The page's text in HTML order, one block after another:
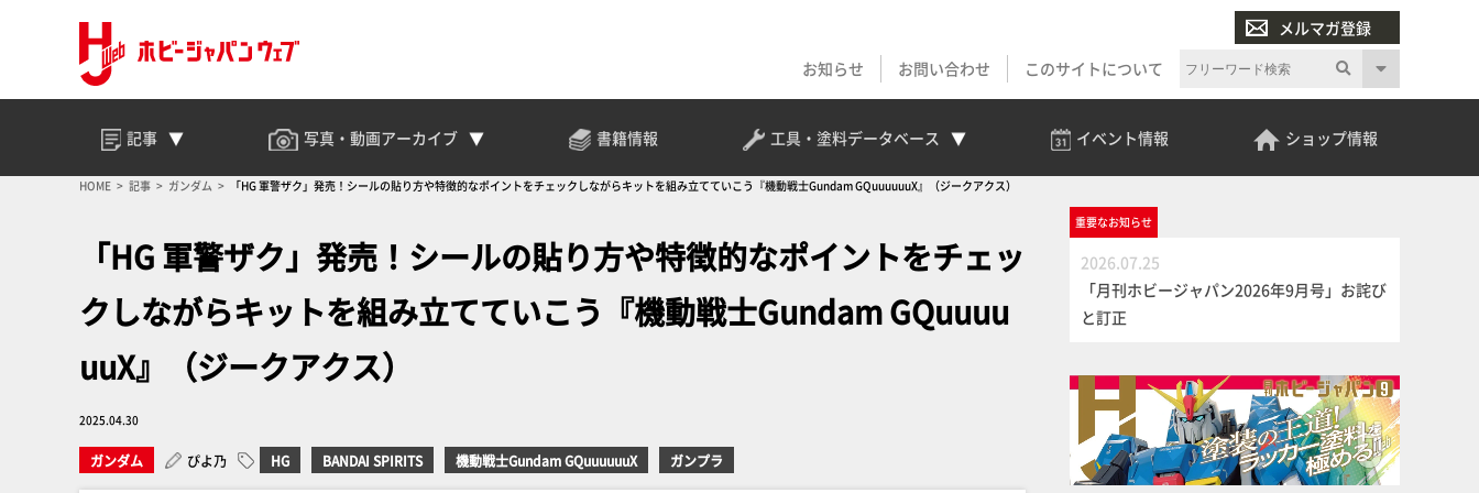
メルマガ登録
お知らせ
お問い合わせ このサイトについて
記事 写真・動画アーカイブ 書籍情報 工具・塗料データベース イベント情報 ショップ情報
HOME 記事 ガンダム 「HG 軍警ザク」発売！シールの貼り方や特徴的なポイントをチェックしながらキットを組み立てていこう『機動戦士Gundam GQuuuuuuX』（ジークアクス）
「HG 軍警ザク」発売！シールの貼り方や特徴的なポイントをチェッ
クしながらキットを組み立てていこう『機動戦士Gundam GQuuuu
uuX』（ジークアクス）
2025.04.30
ガンダム ぴよ乃 HG BANDAI SPIRITS 機動戦士Gundam GQuuuuuuX ガンプラ
重要なお知らせ
2026.07.25
「月刊ホビージャパン2026年9月号」お詫び
と訂正